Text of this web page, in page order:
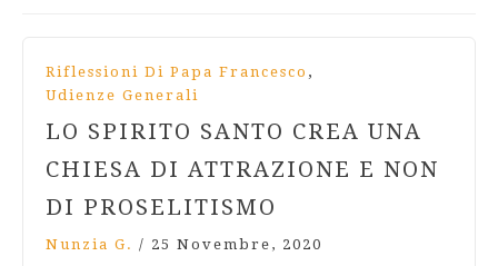
Riflessioni Di Papa Francesco ,
Udienze Generali
LO SPIRITO SANTO CREA UNA
CHIESA DI ATTRAZIONE E NON
DI PROSELITISMO
Nunzia G. / 25 Novembre, 2020